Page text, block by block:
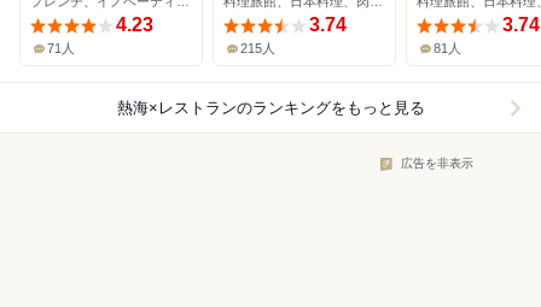
4.23
71人
3.74
215人
3.74
81人
熱海×レストランのランキングをもっと見る
広告を非表示